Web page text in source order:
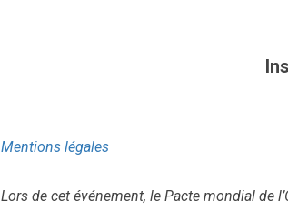
Mentions légales
Lors de cet événement, le Pacte mondial de